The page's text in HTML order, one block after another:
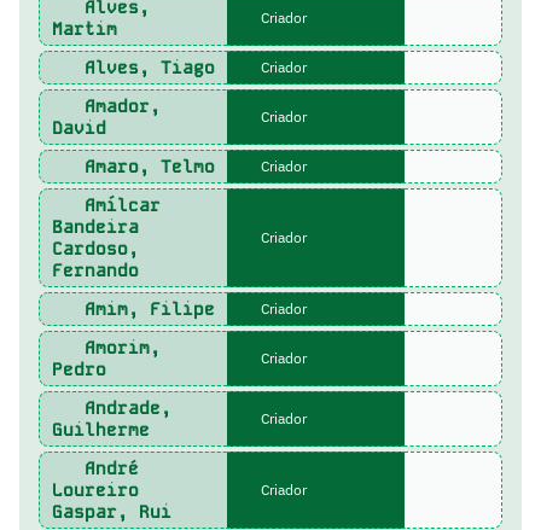
Alves,
Martim
Criador
Alves, Tiago Criador
Amador,
David
Criador
Amaro, Telmo Criador
Amílcar
Bandeira
Cardoso,
Fernando
Criador
Amim, Filipe Criador
Amorim,
Pedro
Criador
Andrade,
Guilherme
Criador
André
Loureiro
Gaspar, Rui
Criador